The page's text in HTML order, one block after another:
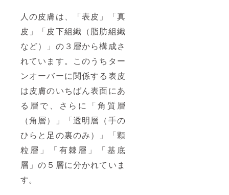
人の皮膚は、「表皮」「真
皮」「皮下組織（脂肪組織
など）」の３層から構成さ
れています。このうちター
ンオーバーに関係する表皮
は皮膚のいちばん表面にあ
る層で、さらに「角質層
（角層）」「透明層（手の
ひらと足の裏のみ）」「顆
粒層」「有棘層」「基底
層」の５層に分かれていま
す。